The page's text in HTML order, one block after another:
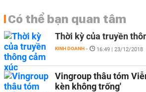
Có thể bạn quan tâm
Thời kỳ của truyền
KINH DOANH - 16:49 | 23/12/2018
Vingroup thâu tóm
kèn không trống'